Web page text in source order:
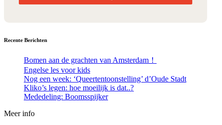
Recente Berichten
Bomen aan de grachten van Amsterdam！
Engelse les voor kids
Nog een week: ‘Queertentoonstelling’ d’Oude Stadt
Kliko’s legen: hoe moeilijk is dat..?
Mededeling: Boomsspijker
Meer info